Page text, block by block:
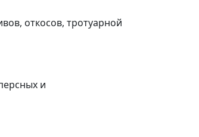
откосов, тротуарной
и